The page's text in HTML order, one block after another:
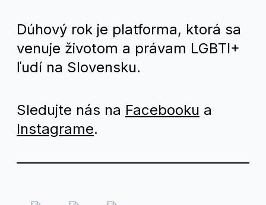
Dúhový rok je platforma, ktorá sa
venuje životom a právam LGBTI+
ľudí na Slovensku.
Sledujte nás na Facebooku a
Instagrame.